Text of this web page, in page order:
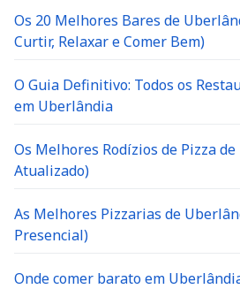
Os 20 Melhores Bares de
Curtir, Relaxar e Comer Bem)
O Guia Definitivo: Todos os
em Uberlândia
Os Melhores Rodízios de Pizza
Atualizado)
As Melhores Pizzarias de
Presencial)
Onde comer barato em